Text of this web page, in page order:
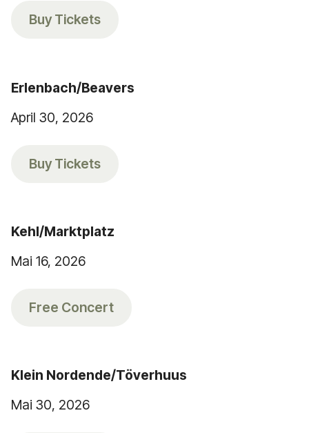
Buy Tickets
Erlenbach/Beavers
April 30, 2026
Buy Tickets
Kehl/Marktplatz
Mai 16, 2026
Free Concert
Klein Nordende/Töverhuus
Mai 30, 2026